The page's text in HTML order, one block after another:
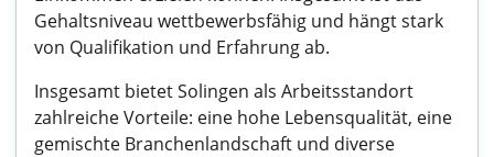
Gehaltsniveau wettbewerbsfähig und hängt stark
von Qualifikation und Erfahrung ab.
Insgesamt bietet Solingen als Arbeitsstandort
zahlreiche Vorteile: eine hohe Lebensqualität, eine
gemischte Branchenlandschaft und diverse